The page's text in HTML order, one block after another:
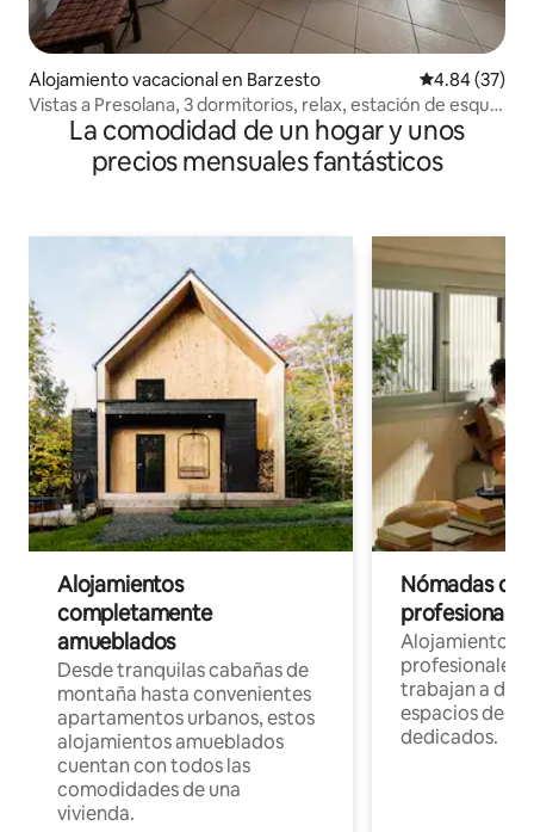
Alojamiento vacacional en Barzesto Calificación
4.84 (37)
Vistas a Presolana, 3 dormitorios, relax, estación de esquí,
senderismo
La comodidad de un hogar y unos
precios mensuales fantásticos
Alojamientos
completamente
amueblados
Desde tranquilas cabañas de
montaña hasta convenientes
apartamentos urbanos, estos
alojamientos amueblados
cuentan con todos las
comodidades de una
vivienda.
Nómadas
Alojamientos
profesionales
trabajan a
espacios de
dedicados.